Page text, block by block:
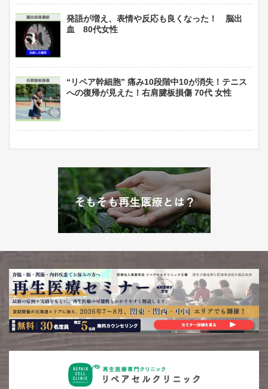
発語が増え、表情や反応も良くなった！ 脳出
血 80代女性
“リペア幹細胞” 痛み10段階中10が消失！テニス
への復帰が見えた！右肩腱板損傷 70代 女性